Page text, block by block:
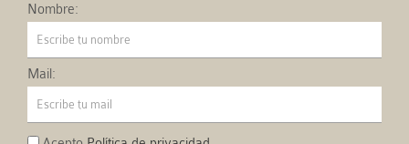
Nombre:
Mail: